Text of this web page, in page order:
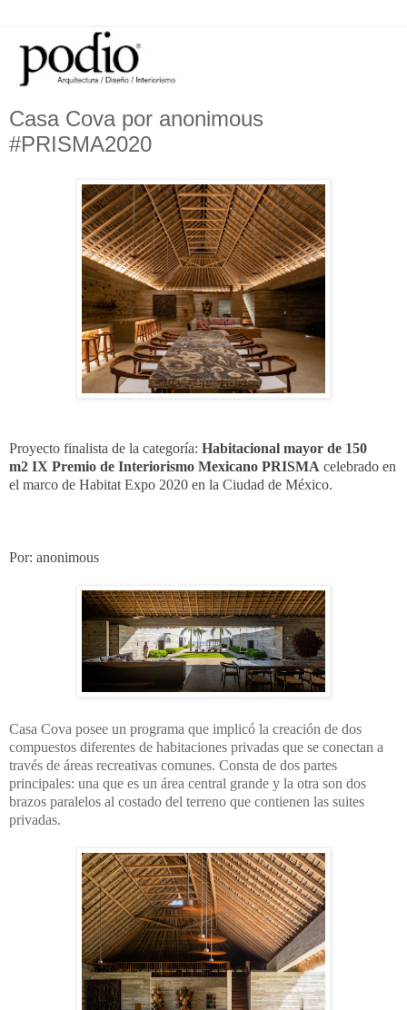
Casa Cova por anonimous
#PRISMA2020
Proyecto finalista de la categoría: Habitacional mayor de 150
m2 IX Premio de Interiorismo Mexicano PRISMA celebrado en
el marco de Habitat Expo 2020 en la Ciudad de México.
Por: anonimous
Casa Cova posee un programa que implicó la creación de dos
compuestos diferentes de habitaciones privadas que se conectan a
través de áreas recreativas comunes. Consta de dos partes
principales: una que es un área central grande y la otra son dos
brazos paralelos al costado del terreno que contienen las suites
privadas.